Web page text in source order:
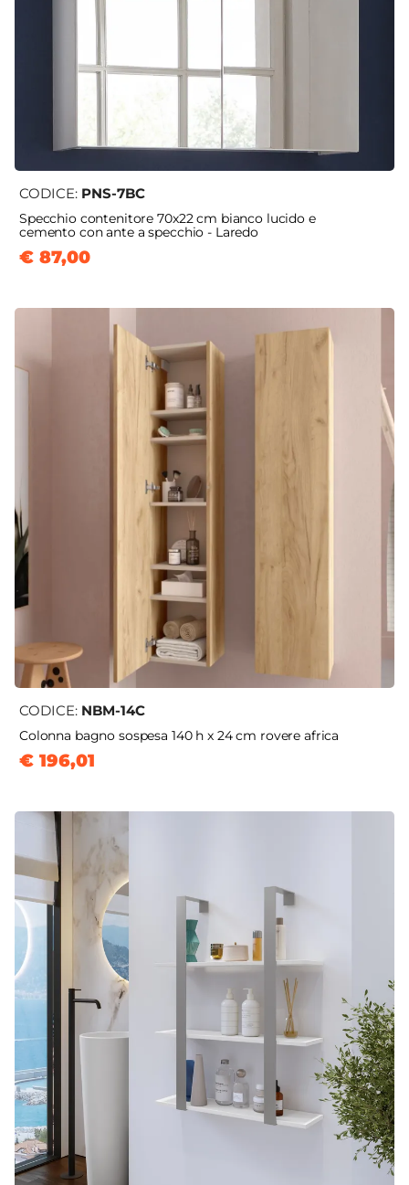
CODICE: PNS-7BC
Specchio contenitore 70x22 cm bianco lucido e
cemento con ante a specchio - Laredo
€ 87,00
CODICE: NBM-14C
Colonna bagno sospesa 140 h x 24 cm rovere africa
€ 196,01